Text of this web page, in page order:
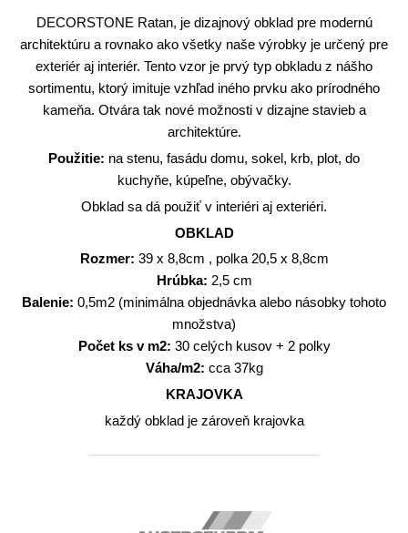
DECORSTONE Ratan, je dizajnový obklad pre modernú
architektúru a rovnako ako všetky naše výrobky je určený pre
exteriér aj interiér. Tento vzor je prvý typ obkladu z nášho
sortimentu, ktorý imituje vzhľad iného prvku ako prírodného
kameňa. Otvára tak nové možnosti v dizajne stavieb a
architektúre.
Použitie: na stenu, fasádu domu, sokel, krb, plot, do
kuchyňe, kúpeľne, obývačky.
Obklad sa dá použiť v interiéri aj exteriéri.
OBKLAD
Rozmer: 39 x 8,8cm , polka 20,5 x 8,8cm
Hrúbka: 2,5 cm
Balenie: 0,5m2 (minimálna objednávka alebo násobky tohoto
množstva)
Počet ks v m2: 30 celých kusov + 2 polky
Váha/m2: cca 37kg
KRAJOVKA
každý obklad je zároveň krajovka